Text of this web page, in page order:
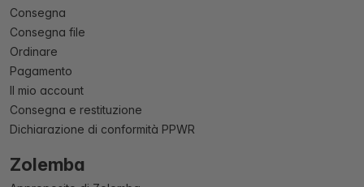
Consegna
Consegna file
Ordinare
Pagamento
Il mio account
Consegna e restituzione
Dichiarazione di conformità PPWR
Zolemba